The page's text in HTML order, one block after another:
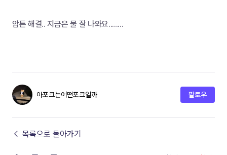
암튼 해결.. 지금은 물 잘 나와요........
아포크는어떤포크일까 팔로우
← 목록으로 돌아가기